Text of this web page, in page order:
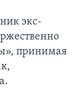
экс-
принимая